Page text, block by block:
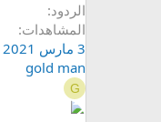
الردود
المشاهدات
3 مارس 2021
gold man
G